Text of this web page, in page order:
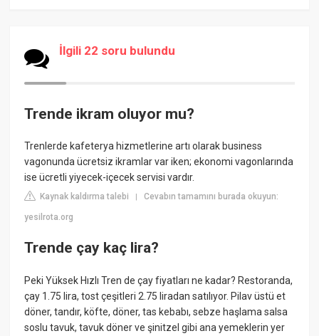
İlgili 22 soru bulundu
Trende ikram oluyor mu?
Trenlerde kafeterya hizmetlerine artı olarak business
vagonunda ücretsiz ikramlar var iken; ekonomi vagonlarında
ise ücretli yiyecek-içecek servisi vardır.
Kaynak kaldırma talebi |Cevabın tamamını burada okuyun:
yesilrota.org
Trende çay kaç lira?
Peki Yüksek Hızlı Tren de çay fiyatları ne kadar? Restoranda,
çay 1.75 lira, tost çeşitleri 2.75 liradan satılıyor. Pilav üstü et
döner, tandır, köfte, döner, tas kebabı, sebze haşlama salsa
soslu tavuk, tavuk döner ve şinitzel gibi ana yemeklerin yer